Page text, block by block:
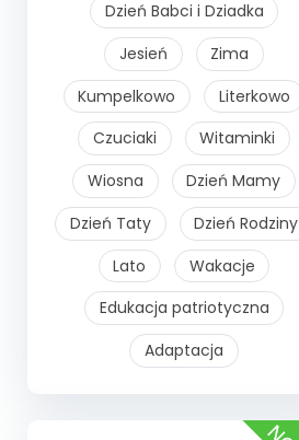
Dzień Babci i Dziadka
Jesień
Zima
Kumpelkowo
Literkowo
Czuciaki
Witaminki
Wiosna
Dzień Mamy
Dzień Taty
Dzień Rodziny
Lato
Wakacje
Edukacja patriotyczna
Adaptacja